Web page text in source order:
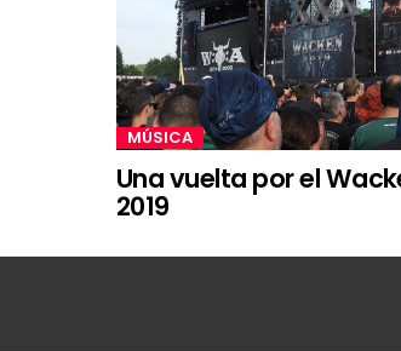
MÚSICA
Una vuelta por el
2019